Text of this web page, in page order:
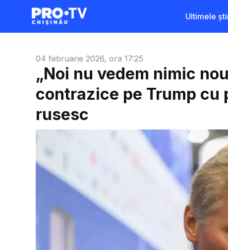
Ultimele
04 februarie 2026, ora 17:25
„Noi nu vedem nimic
contrazice pe Trump cu
rusesc